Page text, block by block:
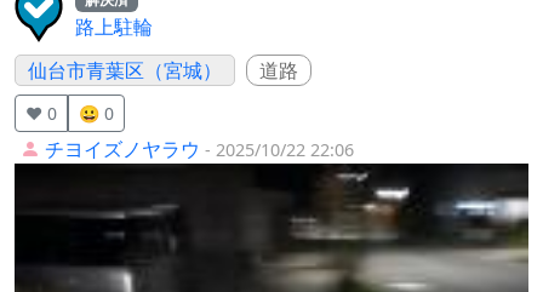
路上駐輪
仙台市青葉区（宮城）
道路
❤️ 0 😀 0
チヨイズノヤラウ - 2025/10/22 22:06